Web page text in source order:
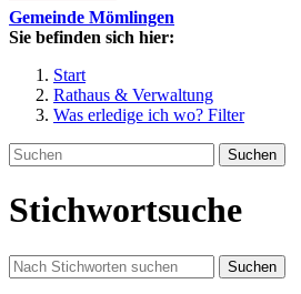
Gemeinde Mömlingen
Sie befinden sich hier:
Start
Rathaus & Verwaltung
Was erledige ich wo? Filter
Suchen
Stichwortsuche
Suchen